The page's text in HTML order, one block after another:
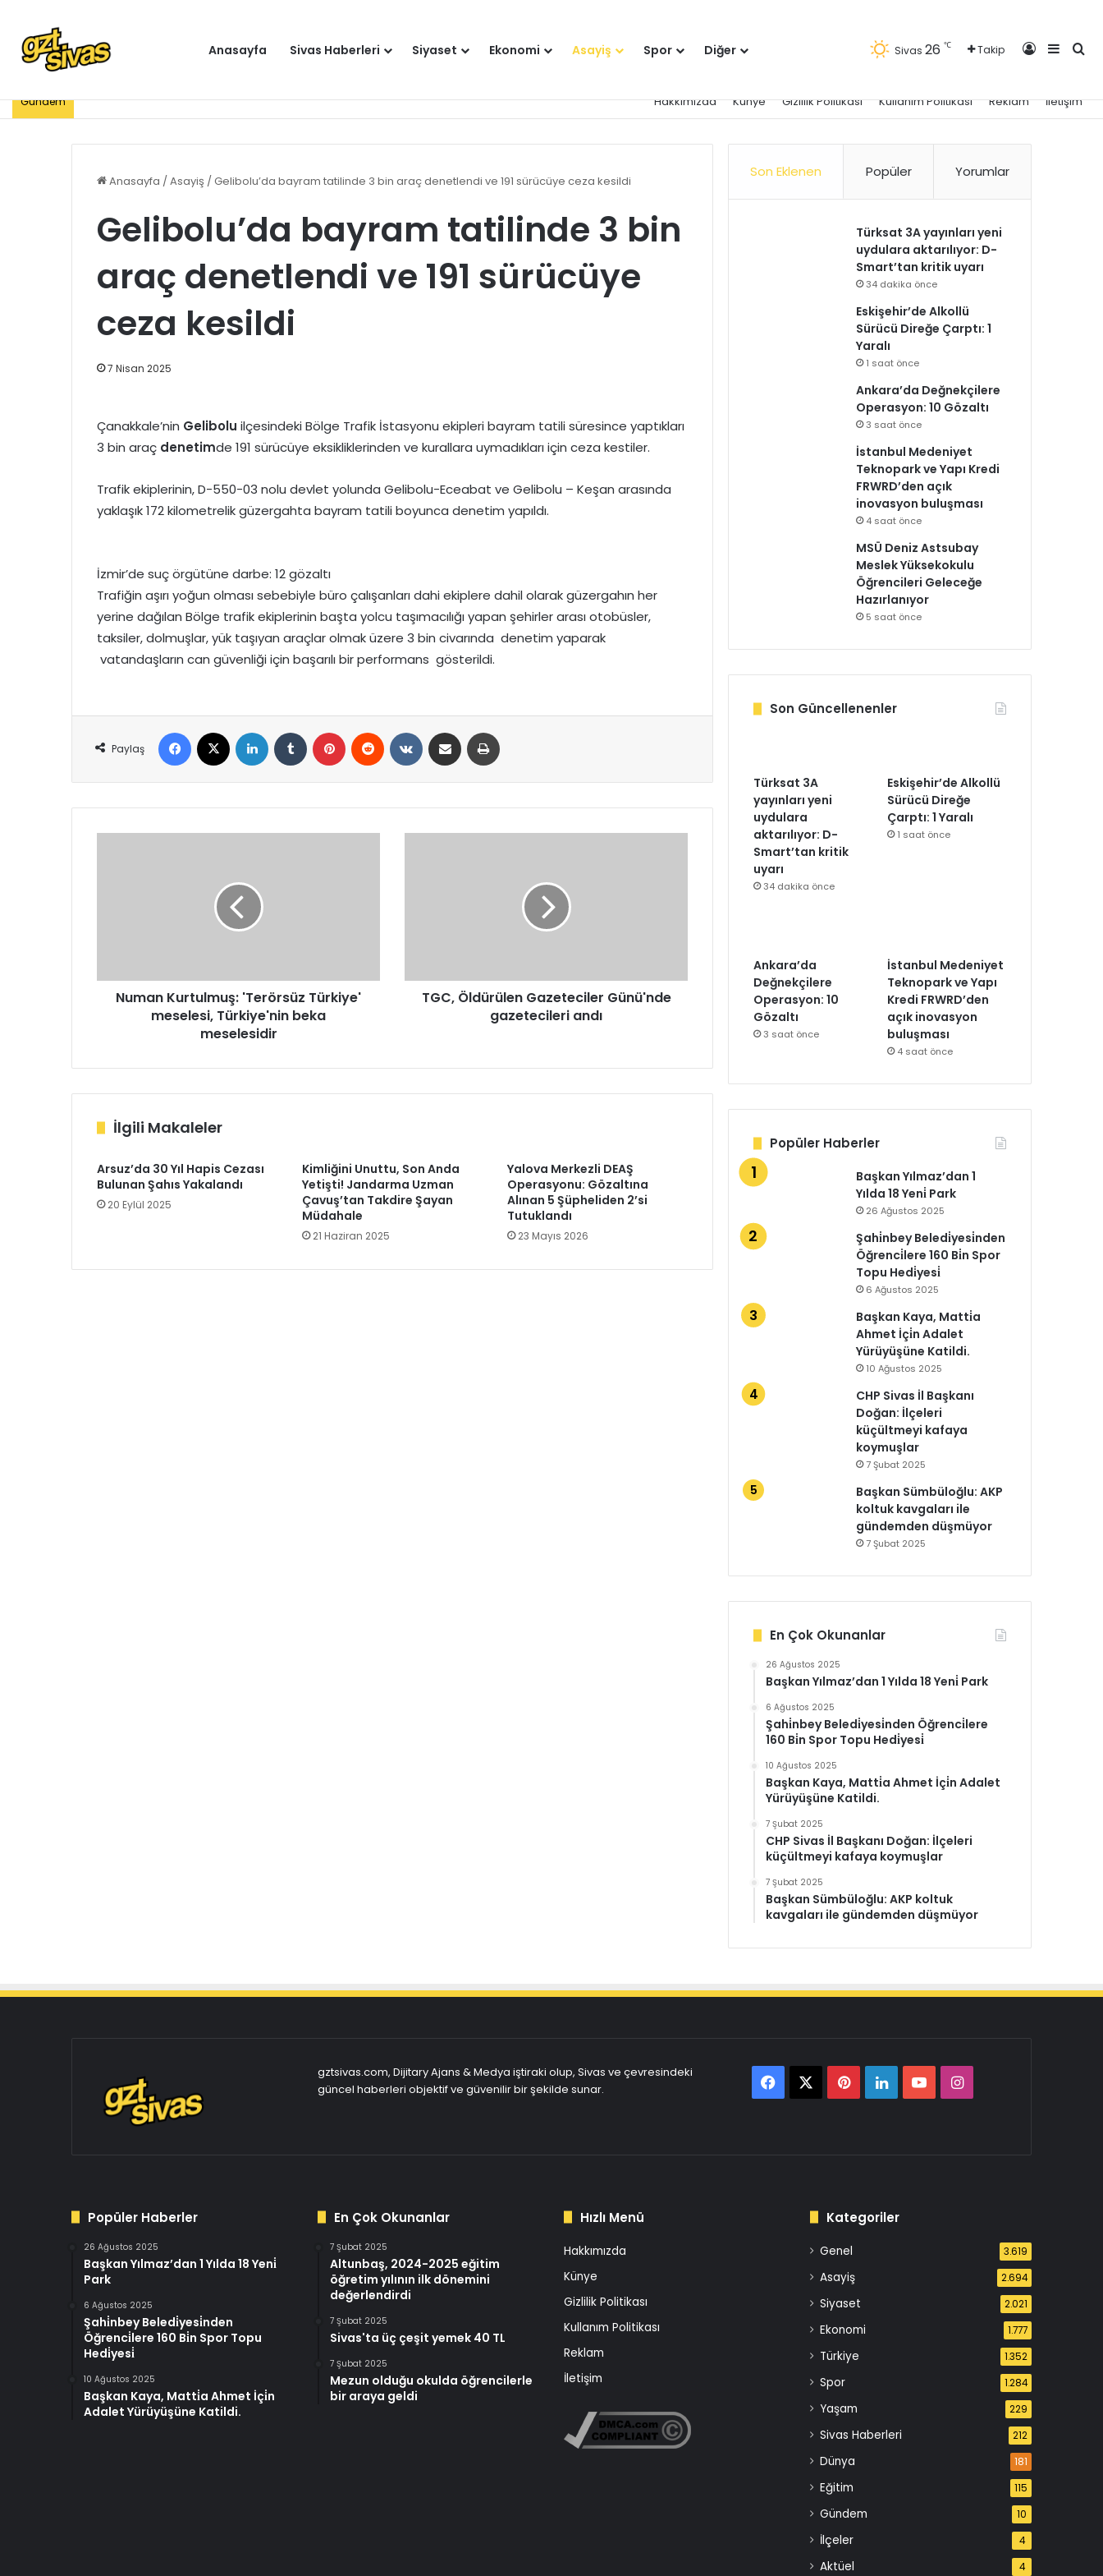
Anasayfa Sivas Haberleri Siyaset Ekonomi Asayiş Spor Diğer Sivas 26 ℃ Takip Kayıt Ol
Kenar
Gündem Hakkımızda Künye Gizlilik Politikası Kullanım Politikası Reklam İletişim
Anasayfa /Asayiş /Gelibolu’da bayram tatilinde 3 bin araç denetlendi ve 191 sürücüye ceza kesildi
Gelibolu’da bayram tatilinde 3 bin
araç denetlendi ve 191 sürücüye
ceza kesildi
7 Nisan 2025
Çanakkale’nin Gelibolu ilçesindeki Bölge Trafik İstasyonu ekipleri bayram tatili süresince yaptıkları
3 bin araç denetimde 191 sürücüye eksikliklerinden ve kurallara uymadıkları için ceza kestiler.
Trafik ekiplerinin, D-550-03 nolu devlet yolunda Gelibolu-Eceabat ve Gelibolu – Keşan arasında
yaklaşık 172 kilometrelik güzergahta bayram tatili boyunca denetim yapıldı.
İzmir’de suç örgütüne darbe: 12 gözaltı
Trafiğin aşırı yoğun olması sebebiyle büro çalışanları dahi ekiplere dahil olarak güzergahın her
yerine dağılan Bölge trafik ekiplerinin başta yolcu taşımacılığı yapan şehirler arası otobüsler,
taksiler, dolmuşlar, yük taşıyan araçlar olmak üzere 3 bin civarında denetim yaparak
vatandaşların can güvenliği için başarılı bir performans gösterildi.
Paylaş
Facebook LinkedIn Tumblr Pinterest Reddit VKontakteE-Posta ile paylaş
Numan Kurtulmuş: 'Terörsüz Türkiye'
meselesi, Türkiye'nin beka
meselesidir
TGC, Öldürülen Gazeteciler Günü'nde
gazetecileri andı
İlgili Makaleler
Arsuz’da 30 Yıl Hapis Cezası
Bulunan Şahıs Yakalandı
20 Eylül 2025
Kimliğini Unuttu, Son Anda
Yetişti! Jandarma Uzman
Çavuş’tan Takdire Şayan
Müdahale
21 Haziran 2025
Yalova Merkezli DEAŞ
Operasyonu: Gözaltına
Alınan 5 Şüpheliden 2’si
Tutuklandı
23 Mayıs 2026
Son Eklenen Popüler Yorumlar
Türksat 3A yayınları yeni
uydulara aktarılıyor: D-
Smart’tan kritik uyarı
34 dakika önce
Eskişehir’de Alkollü
Sürücü Direğe Çarptı: 1
Yaralı
1 saat önce
Ankara’da Değnekçilere
Operasyon: 10 Gözaltı
3 saat önce
İstanbul Medeniyet
Teknopark ve Yapı Kredi
FRWRD’den açık
inovasyon buluşması
4 saat önce
MSÜ Deniz Astsubay
Meslek Yüksekokulu
Öğrencileri Geleceğe
Hazırlanıyor
5 saat önce
Son Güncellenenler
Türksat 3A
yayınları yeni
uydulara
aktarılıyor: D-
Smart’tan kritik
uyarı
34 dakika önce
Eskişehir’de Alkollü
Sürücü Direğe
Çarptı: 1 Yaralı
1 saat önce
Ankara’da
Değnekçilere
Operasyon: 10
Gözaltı
3 saat önce
İstanbul Medeniyet
Teknopark ve Yapı
Kredi FRWRD’den
açık inovasyon
buluşması
4 saat önce
Popüler Haberler
Başkan Yılmaz’dan 1
Yılda 18 Yeni̇ Park
26 Ağustos 2025
Şahi̇nbey Beledi̇yesi̇nden
Öğrenci̇lere 160 Bi̇n Spor
Topu Hedi̇yesi̇
6 Ağustos 2025
Başkan Kaya, Matti̇a
Ahmet İçi̇n Adalet
Yürüyüşüne Katildi.
10 Ağustos 2025
CHP Sivas İl Başkanı
Doğan: İlçeleri
küçültmeyi kafaya
koymuşlar
7 Şubat 2025
Başkan Sümbüloğlu: AKP
koltuk kavgaları ile
gündemden düşmüyor
7 Şubat 2025
En Çok Okunanlar
26 Ağustos 2025
Başkan Yılmaz’dan 1 Yılda 18 Yeni̇ Park
6 Ağustos 2025
Şahi̇nbey Beledi̇yesi̇nden Öğrenci̇lere
160 Bi̇n Spor Topu Hedi̇yesi̇
10 Ağustos 2025
Başkan Kaya, Matti̇a Ahmet İçi̇n Adalet
Yürüyüşüne Katildi.
7 Şubat 2025
CHP Sivas İl Başkanı Doğan: İlçeleri
küçültmeyi kafaya koymuşlar
7 Şubat 2025
Başkan Sümbüloğlu: AKP koltuk
kavgaları ile gündemden düşmüyor
gztsivas.com, Dijitary Ajans & Medya iştiraki olup, Sivas ve çevresindeki
güncel haberleri objektif ve güvenilir bir şekilde sunar.
FacebookPinterest
LinkedInYouTubeInstagram
Popüler Haberler
26 Ağustos 2025
Başkan Yılmaz’dan 1 Yılda 18 Yeni̇
Park
6 Ağustos 2025
Şahi̇nbey Beledi̇yesi̇nden
Öğrenci̇lere 160 Bi̇n Spor Topu
Hedi̇yesi̇
10 Ağustos 2025
Başkan Kaya, Matti̇a Ahmet İçi̇n
Adalet Yürüyüşüne Katildi.
En Çok Okunanlar
7 Şubat 2025
Altunbaş, 2024-2025 eğitim
öğretim yılının ilk dönemini
değerlendirdi
7 Şubat 2025
Sivas'ta üç çeşit yemek 40 TL
7 Şubat 2025
Mezun olduğu okulda öğrencilerle
bir araya geldi
Hızlı Menü
Hakkımızda
Künye
Gizlilik Politikası
Kullanım Politikası
Reklam
İletişim
Kategoriler
Genel 3.619
Asayiş 2.694
Siyaset 2.021
Ekonomi 1.777
Türkiye 1.352
Spor 1.284
Yaşam 229
Sivas Haberleri 212
Dünya 181
Eğitim 115
Gündem 10
İlçeler 4
Aktüel 4